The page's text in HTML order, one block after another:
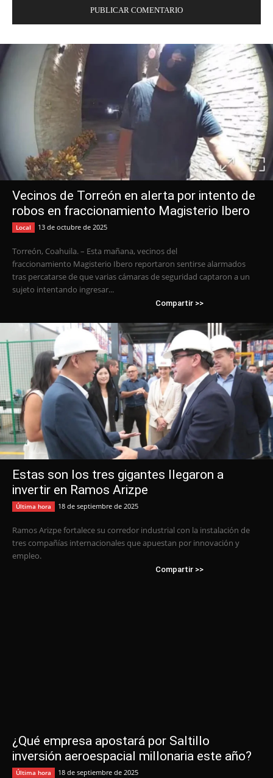
Vecinos de Torreón en alerta por intento de
robos en fraccionamiento Magisterio Ibero
Local 13 de octubre de 2025
Torreón, Coahuila. – Esta mañana, vecinos del
fraccionamiento Magisterio Ibero reportaron sentirse alarmados
tras percatarse de que varias cámaras de seguridad captaron a un
sujeto intentando ingresar...
Compartir >>
Estas son los tres gigantes llegaron a
invertir en Ramos Arizpe
Última hora 18 de septiembre de 2025
Ramos Arizpe fortalece su corredor industrial con la instalación de
tres compañías internacionales que apuestan por innovación y
empleo.
Compartir >>
¿Qué empresa apostará por Saltillo
inversión aeroespacial millonaria este año?
Última hora 18 de septiembre de 2025